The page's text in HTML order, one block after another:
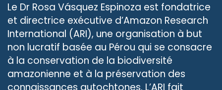
Le Dr Rosa Vásquez Espinoza est fondatrice
et directrice exécutive d’Amazon Research
International (ARI), une organisation à but
non lucratif basée au Pérou qui se consacre
à la conservation de la biodiversité
amazonienne et à la préservation des
connaissances autochtones. L’ARI fait